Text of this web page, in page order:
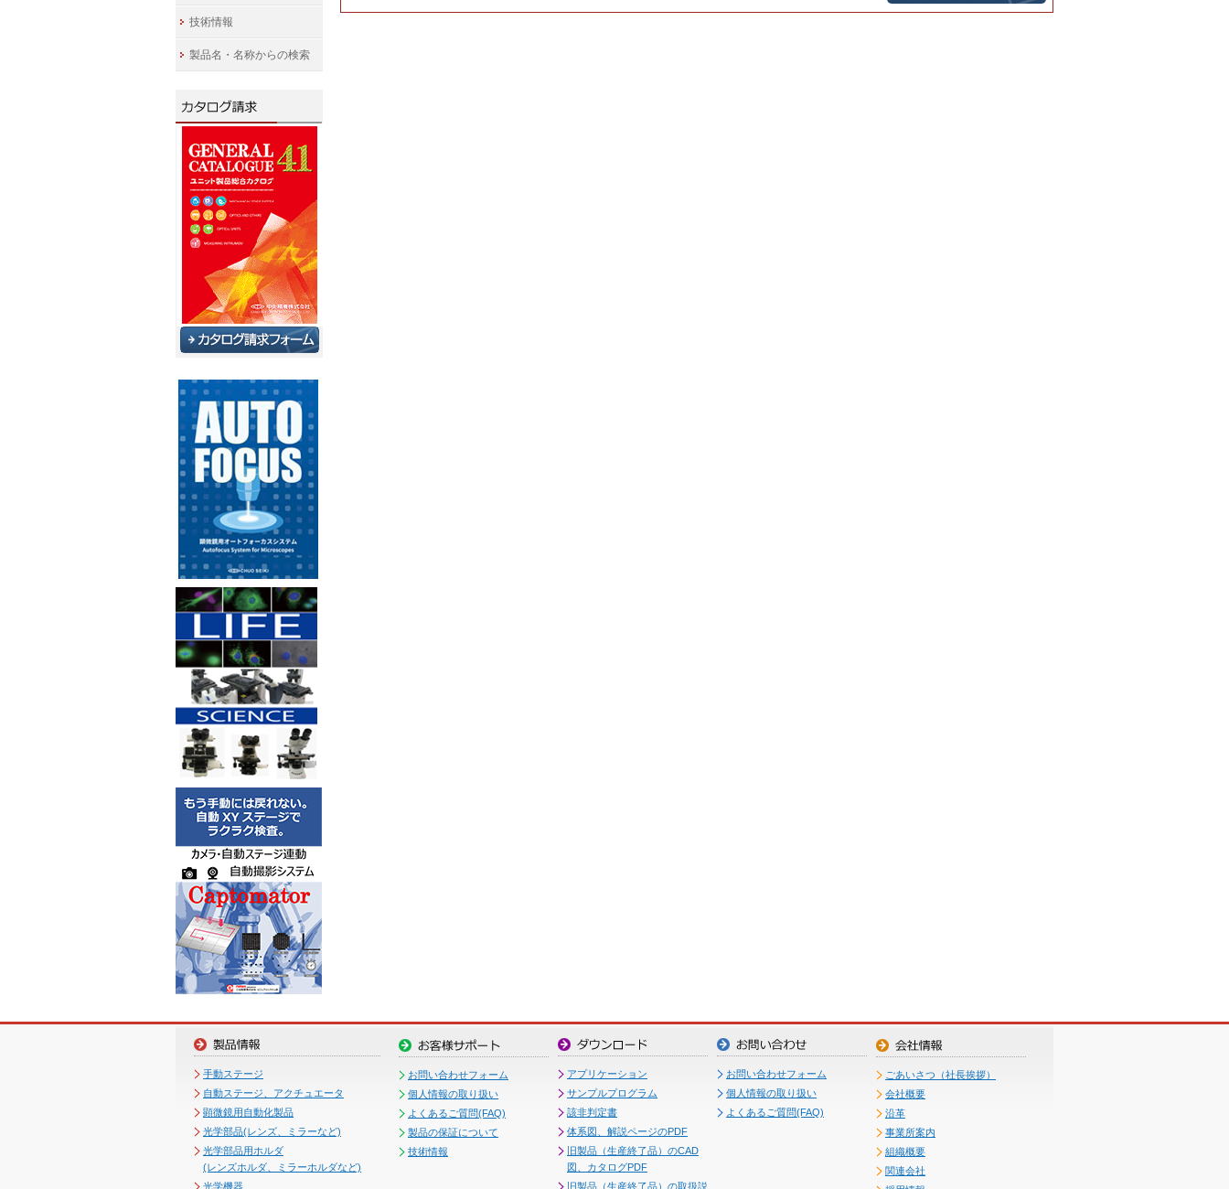
技術情報
製品名・名称からの検索
手動ステージ
自動ステージ、アクチュエータ
顕微鏡用自動化製品
光学部品(レンズ、ミラーなど)
光学部品用ホルダ
(レンズホルダ、ミラーホルダなど)
光学機器
お問い合わせフォーム
個人情報の取り扱い
よくあるご質問(FAQ)
製品の保証について
技術情報
アプリケーション
サンプルプログラム
該非判定書
体系図、解説ページのPDF
旧製品（生産終了品）のCAD
図、カタログPDF
旧製品（生産終了品）の取扱説
お問い合わせフォーム
個人情報の取り扱い
よくあるご質問(FAQ)
ごあいさつ（社長挨拶）
会社概要
沿革
事業所案内
組織概要
関連会社